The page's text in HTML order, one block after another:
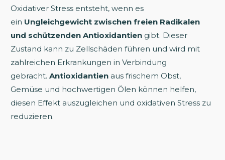
Oxidativer Stress entsteht, wenn es
ein Ungleichgewicht zwischen freien Radikalen
und schützenden Antioxidantien gibt. Dieser
Zustand kann zu Zellschäden führen und wird mit
zahlreichen Erkrankungen in Verbindung
gebracht. Antioxidantien aus frischem Obst,
Gemüse und hochwertigen Ölen können helfen,
diesen Effekt auszugleichen und oxidativen Stress zu
reduzieren.